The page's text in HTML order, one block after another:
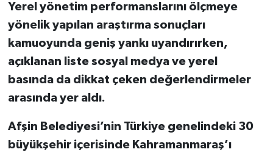
Yerel yönetim performanslarını ölçmeye
yönelik yapılan araştırma sonuçları
kamuoyunda geniş yankı uyandırırken,
açıklanan liste sosyal medya ve yerel
basında da dikkat çeken değerlendirmeler
arasında yer aldı.
Afşin Belediyesi’nin Türkiye genelindeki 30
büyükşehir içerisinde Kahramanmaraş’ı